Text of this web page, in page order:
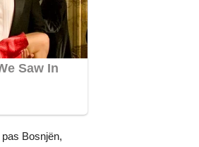
Bosnjën,